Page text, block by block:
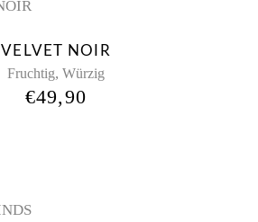
VELVET NOIR
Fruchtig, Würzig
€49,90